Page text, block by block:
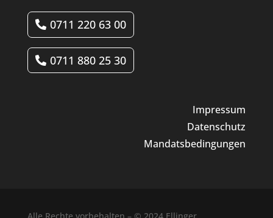
0711 220 63 00
0711 880 25 30
Impressum
Datenschutz
Mandatsbedingungen